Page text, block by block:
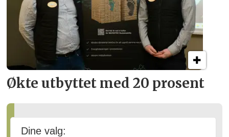
Økte utbyttet med 20 prosent
Ny styreleder i Treindustrien
Dine valg: